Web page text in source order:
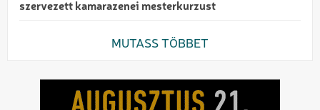
szervezett kamarazenei mesterkurzust
MUTASS TÖBBET